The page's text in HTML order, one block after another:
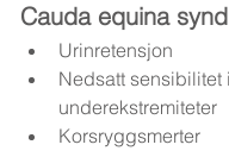
Cauda equina
Urinretensjon
Nedsatt sensibilitet i
underekstremiteter
Korsryggsmerter